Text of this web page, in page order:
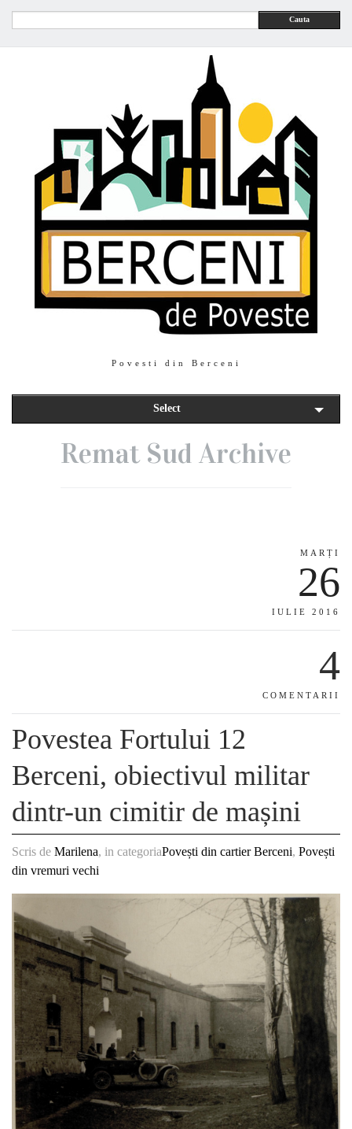
Cauta
Povesti din Berceni
Select
Remat Sud Archive
MARȚI
26
IULIE 2016
4
COMENTARII
Povestea Fortului 12
Berceni, obiectivul militar
dintr-un cimitir de mașini
Scris de Marilena, in categoriaPovești din cartier Berceni, Povești
din vremuri vechi